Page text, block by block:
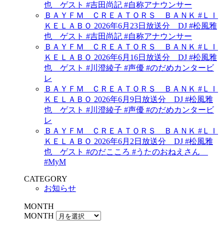
也 ゲスト #吉田尚記 #自称アナウンサー
ＢＡＹＦＭ ＣＲＥＡＴＯＲＳ ＢＡＮＫ #ＬＩ
ＫＥＬＡＢＯ 2026年6月23日放送分 DJ #松風雅
也 ゲスト #吉田尚記 #自称アナウンサー
ＢＡＹＦＭ ＣＲＥＡＴＯＲＳ ＢＡＮＫ #ＬＩ
ＫＥＬＡＢＯ 2026年6月16日放送分 DJ #松風雅
也 ゲスト #川澄綾子 #声優 #のだめカンタービ
レ
ＢＡＹＦＭ ＣＲＥＡＴＯＲＳ ＢＡＮＫ #ＬＩ
ＫＥＬＡＢＯ 2026年6月9日放送分 DJ #松風雅
也 ゲスト #川澄綾子 #声優 #のだめカンタービ
レ
ＢＡＹＦＭ ＣＲＥＡＴＯＲＳ ＢＡＮＫ #ＬＩ
ＫＥＬＡＢＯ 2026年6月2日放送分 DJ #松風雅
也 ゲスト #のだこころ #うたのおねえさん
#MyM
CATEGORY
お知らせ
MONTH
MONTH